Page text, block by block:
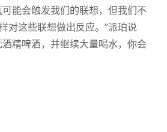
能会触发我们的联想，但我们不
对这些联想做出反应。”派珀说
精啤酒，并继续大量喝水，你会